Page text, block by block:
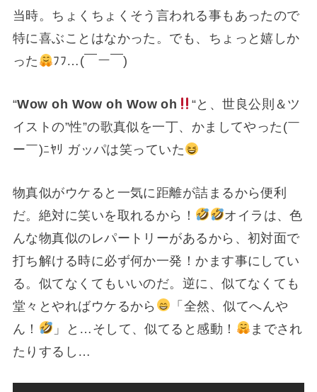
当時。ちょくちょくそう言われる事もあったので
特に喜ぶことはなかった。でも、ちょっと嬉しか
った
ﾌﾌ…(￣ー￣)
“Wow oh Wow oh Wow oh
“と、世良公則＆ツ
イストの”性”の歌真似を一丁、かましてやった(￣
ー￣)ﾆﾔﾘ ガッパは笑っていた
物真似がウケると一気に距離が詰まるから便利
だ。絶対に笑いを取れるから！
オイラは、色
んな物真似のレパートリーがあるから、初対面で
打ち解ける時に必ず何か一発！かます事にしてい
る。似てなくてもいいのだ。逆に、似てなくても
堂々とやればウケるから
「全然、似てへんや
ん！
」と…そして、似てると感動！
までされ
たりするし…